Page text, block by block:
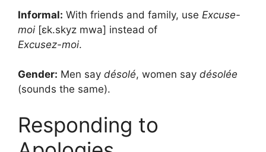
Informal: With friends and family, use Excuse-
moi [ɛk.skyz mwa] instead of
Excusez-moi.
Gender: Men say désolé, women say désolée
(sounds the same).
Responding to